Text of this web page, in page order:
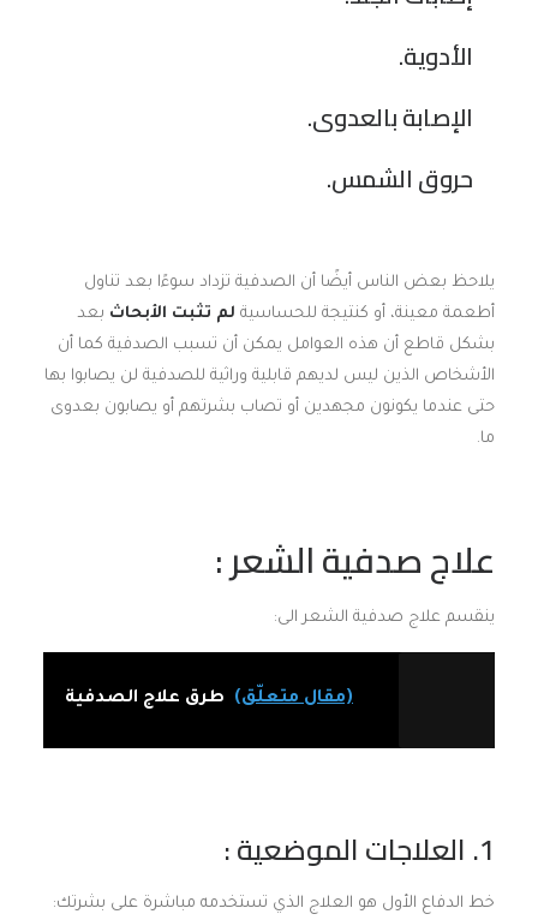
الأدوية.
الإصابة بالعدوى.
حروق الشمس.
يلاحظ بعض الناس أيضًا أن الصدفية تزداد سوءًا بعد تناول
أطعمة معينة، أو كنتيجة للحساسية لم تثبت الأبحاث بعد
بشكل قاطع أن هذه العوامل يمكن أن تسبب الصدفية كما أن
الأشخاص الذين ليس لديهم قابلية وراثية للصدفية لن يصابوا بها
حتى عندما يكونون مجهدين أو تصاب بشرتهم أو يصابون بعدوى
ما.
علاج صدفية الشعر :
ينقسم علاج صدفية الشعر الى:
(مقال متعلّق) طرق علاج الصدفية
1. العلاجات الموضعية :
خط الدفاع الأول هو العلاج الذي تستخدمه مباشرة على بشرتك: